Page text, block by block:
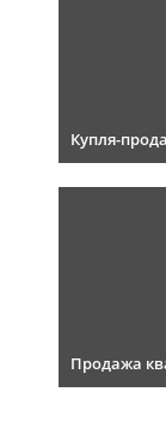
Купля-
Продажа